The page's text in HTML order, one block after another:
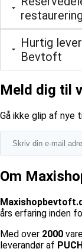
restaurering
Hurtig
Bevtoft
Meld dig til
​Gå ikke glip af nye
Om
års erfaring inden
Med over 2000
leverandør af